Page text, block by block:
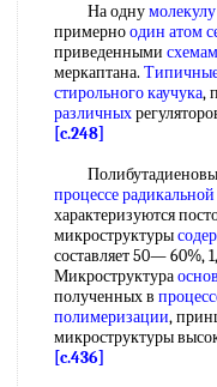
На одну
примерноодин атом
приведенными
меркаптана.
стирольного каучука,
различных
[c.248]
процессе
характеризуются
микроструктуры
составляет 50— 60%,
Микроструктура
полученных в
полимеризации,
микроструктуры
[c.436]